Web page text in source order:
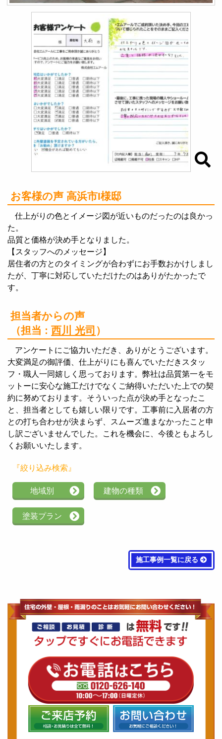
お客様の声 高浜市I様邸
仕上がりの色とイメージ図が近いものだったのは良かっ
た。
品質と価格が決め手となりました。
【スタッフへのメッセージ】
居住者の方とのタイミングが合わずにお手数おかけしまし
たが、丁寧に対応していただけたのはありがたかったで
す。
担当者からの声
（担当 :西川 光司 ）
アンケートにご協力いただき、ありがとうございます。
大変満足の御評価、仕上がりにも喜んでいただきスタッ
フ・職人一同嬉しく思っております。弊社は品質第一をモ
ットーに安心な施工だけでなくご納得いただいた上での契
約に努めております。そういった点が決め手となったこ
と、担当者としても嬉しい限りです。工事前に入居者の方
との打ち合わせが決まらず、スムーズ進まなかったこと申
し訳ございませんでした。これを機会に、今後ともよろし
くお願いいたします。
『絞り込み検索』
地域別 建物の種類
塗装プラン
施工事例一覧に戻る